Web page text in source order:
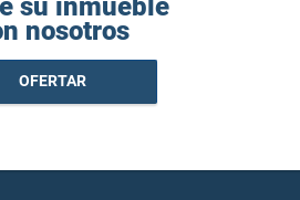
su inmueble
nosotros
OFERTAR